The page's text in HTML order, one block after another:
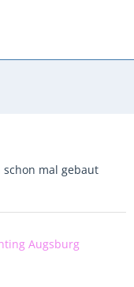
mal gebaut
Augsburg